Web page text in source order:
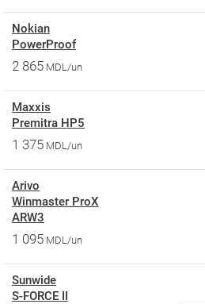
Nokian
PowerProof
2 865 MDL/un
Maxxis
Premitra HP5
1 375 MDL/un
Arivo
Winmaster ProX
ARW3
1 095 MDL/un
Sunwide
S-FORCE II